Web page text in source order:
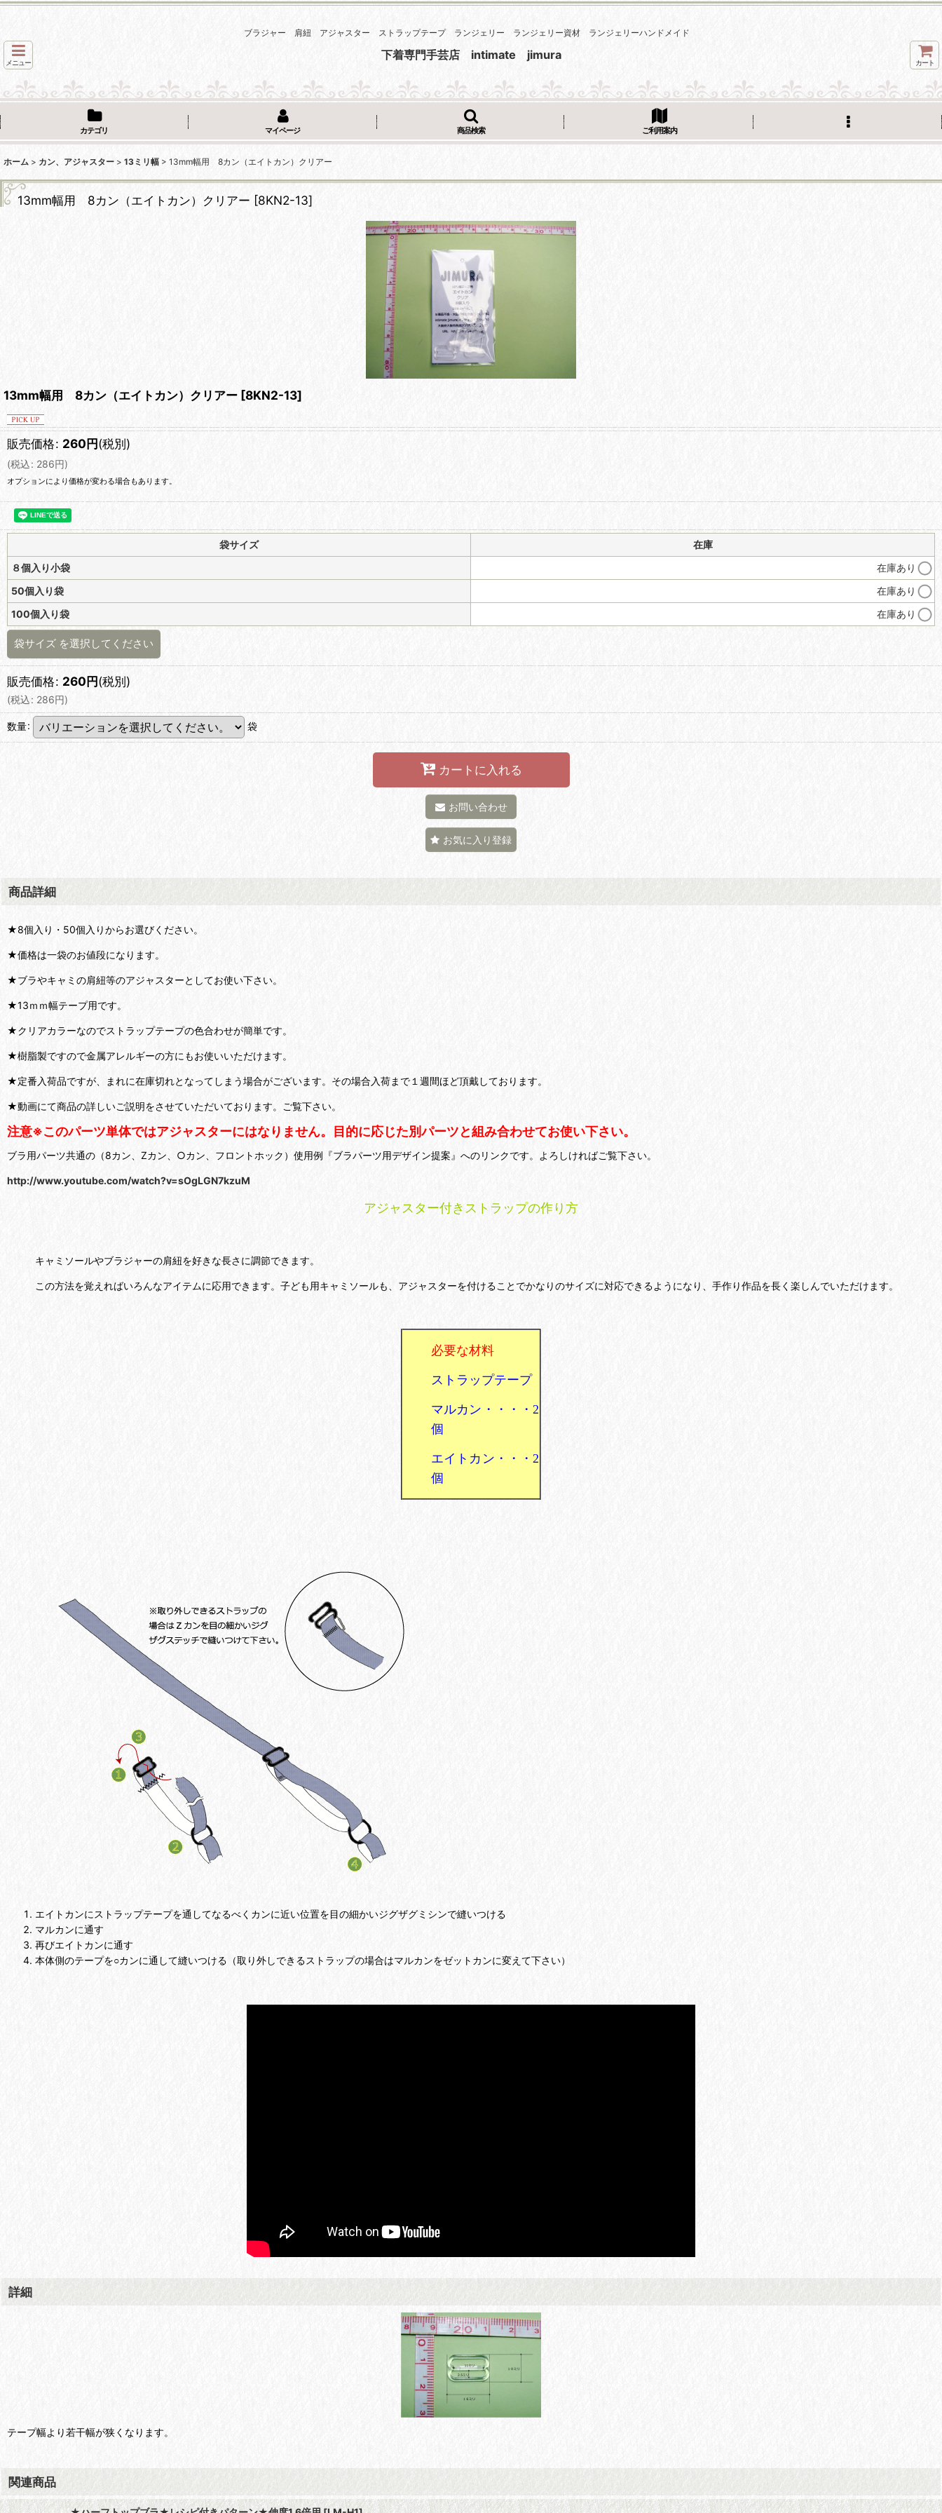
ブラジャー 肩紐 アジャスター ストラップテープ ランジェリー ランジェリー資材 ランジェリーハンドメイド
メニュー
下着専門手芸店 intimate jimura
カート
カテゴリ マイページ 商品検索 ご利用案内
ホーム > カン、アジャスター > 13ミリ幅 > 13mm幅用 8カン（エイトカン）クリアー
13mm幅用 8カン（エイトカン）クリアー [8KN2-13]
13mm幅用 8カン（エイトカン）クリアー [8KN2-13]
販売価格: 260円(税別)
(税込: 286円)
オプションにより価格が変わる場合もあります。
袋サイズ
在庫
８個入り小袋
在庫あり
50個入り袋
在庫あり
100個入り袋
在庫あり
袋サイズ を選択してください
販売価格: 260円(税別)
(税込: 286円)
数量: 袋
カートに入れる
お問い合わせ
お気に入り登録
商品詳細
★8個入り・50個入りからお選びください。
★価格は一袋のお値段になります。
★ブラやキャミの肩紐等のアジャスターとしてお使い下さい。
★13ｍｍ幅テープ用です。
★クリアカラーなのでストラップテープの色合わせが簡単です。
★樹脂製ですので金属アレルギーの方にもお使いいただけます。
★定番入荷品ですが、まれに在庫切れとなってしまう場合がございます。その場合入荷まで１週間ほど頂戴しております。
★動画にて商品の詳しいご説明をさせていただいております。ご覧下さい。
注意※このパーツ単体ではアジャスターにはなりません。目的に応じた別パーツと組み合わせてお使い下さい。
ブラ用パーツ共通の（8カン、Zカン、○カン、フロントホック）使用例『ブラパーツ用デザイン提案』へのリンクです。よろしければご覧下さい。
http://www.youtube.com/watch?v=sOgLGN7kzuM
アジャスター付きストラップの作り方
キャミソールやブラジャーの肩紐を好きな長さに調節できます。
この方法を覚えればいろんなアイテムに応用できます。 子ども用キャミソールも、アジャスターを付けることでかなりのサイズに対応できるようになり、手作り作品を長く楽し んでいただけます。
必要な材料
ストラップテープ
マルカン・・・・2
個
エイトカン・・・2
個
エイトカンにストラップテープを通してなるべくカンに近い位置を目の細かいジグザグミシンで縫いつける
マルカンに通す
再びエイトカンに通す
本体側のテープを○カンに通して縫いつける（取り外しできるストラップの場合はマルカンをゼットカンに変えて下さい）
詳細
テープ幅より若干幅が狭くなります。
関連商品